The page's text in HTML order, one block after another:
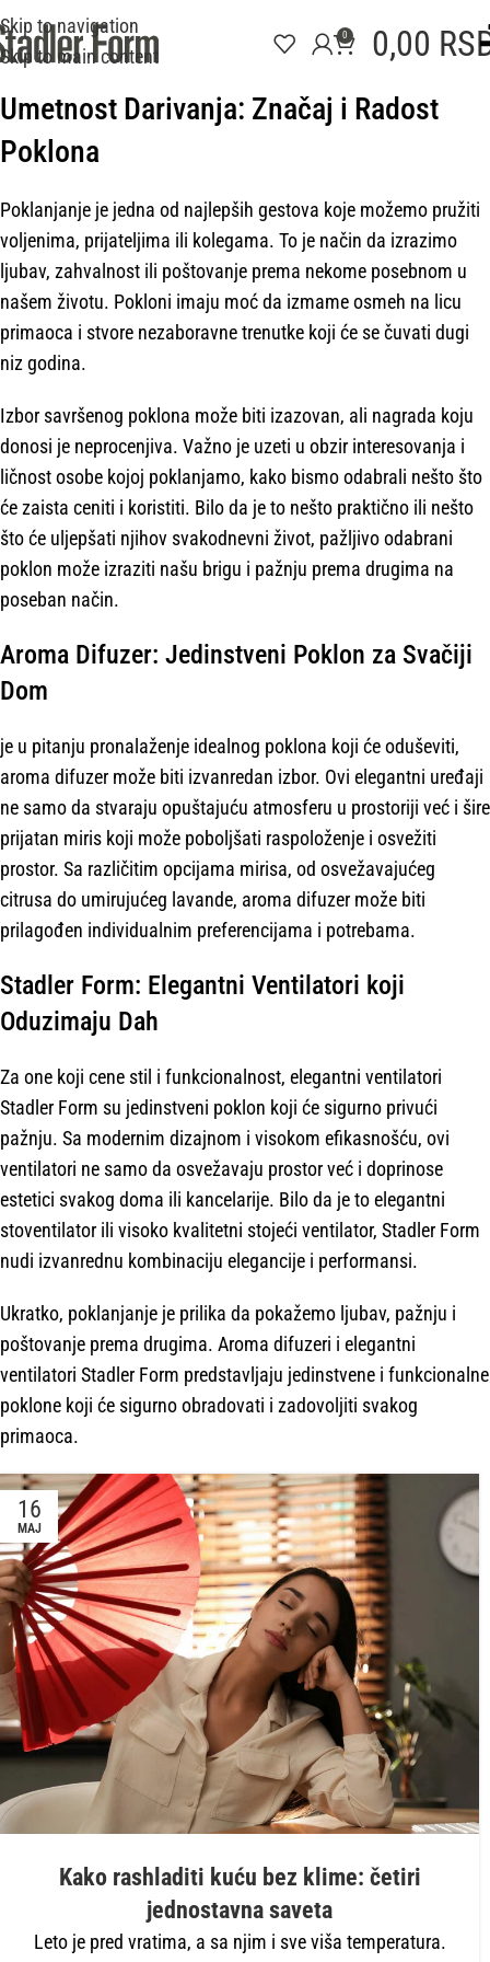
Skip to navigation
Skip to main content
0 0,00
Umetnost Darivanja: Značaj i Radost
Poklona
Poklanjanje je jedna od najlepših gestova koje možemo pružiti
voljenima, prijateljima ili kolegama. To je način da izrazimo
ljubav, zahvalnost ili poštovanje prema nekome posebnom u
našem životu. Pokloni imaju moć da izmame osmeh na licu
primaoca i stvore nezaboravne trenutke koji će se čuvati dugi
niz godina.
Izbor savršenog poklona može biti izazovan, ali nagrada koju
donosi je neprocenjiva. Važno je uzeti u obzir interesovanja i
ličnost osobe kojoj poklanjamo, kako bismo odabrali nešto što
će zaista ceniti i koristiti. Bilo da je to nešto praktično ili nešto
što će uljepšati njihov svakodnevni život, pažljivo odabrani
poklon može izraziti našu brigu i pažnju prema drugima na
poseban način.
Aroma Difuzer: Jedinstveni Poklon za Svačiji
Dom
je u pitanju pronalaženje idealnog poklona koji će oduševiti,
aroma difuzer može biti izvanredan izbor. Ovi elegantni uređaji
ne samo da stvaraju opuštajuću atmosferu u prostoriji već i šire
prijatan miris koji može poboljšati raspoloženje i osvežiti
prostor. Sa različitim opcijama mirisa, od osvežavajućeg
citrusa do umirujućeg lavande, aroma difuzer može biti
prilagođen individualnim preferencijama i potrebama.
Stadler Form: Elegantni Ventilatori koji
Oduzimaju Dah
Za one koji cene stil i funkcionalnost, elegantni ventilatori
Stadler Form su jedinstveni poklon koji će sigurno privući
pažnju. Sa modernim dizajnom i visokom efikasnošću, ovi
ventilatori ne samo da osvežavaju prostor već i doprinose
estetici svakog doma ili kancelarije. Bilo da je to elegantni
stoventilator ili visoko kvalitetni stojeći ventilator, Stadler Form
nudi izvanrednu kombinaciju elegancije i performansi.
Ukratko, poklanjanje je prilika da pokažemo ljubav, pažnju i
poštovanje prema drugima. Aroma difuzeri i elegantni
ventilatori Stadler Form predstavljaju jedinstvene i funkcionalne
poklone koji će sigurno obradovati i zadovoljiti svakog
primaoca.
16
MAJ
Kako rashladiti kuću bez klime: četiri
jednostavna saveta
Leto je pred vratima, a sa njim i sve viša temperatura.